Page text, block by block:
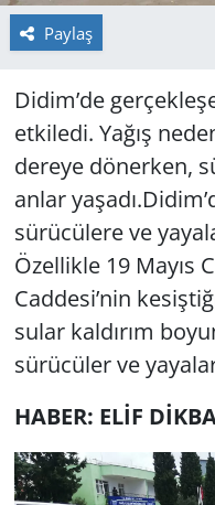
Paylaş
Didim’de
etkiledi. Yağış
dereye dönerken,
anlar
sürücülere ve
Özellikle 19 Mayıs
Caddesi’nin
sular kaldırım
sürücüler ve
HABER: ELİF
KÜLTÜR SANAT
POLİTİKA
RESMİ İLANLAR
SAĞLIK
SİYASET
SPOR
Yerel